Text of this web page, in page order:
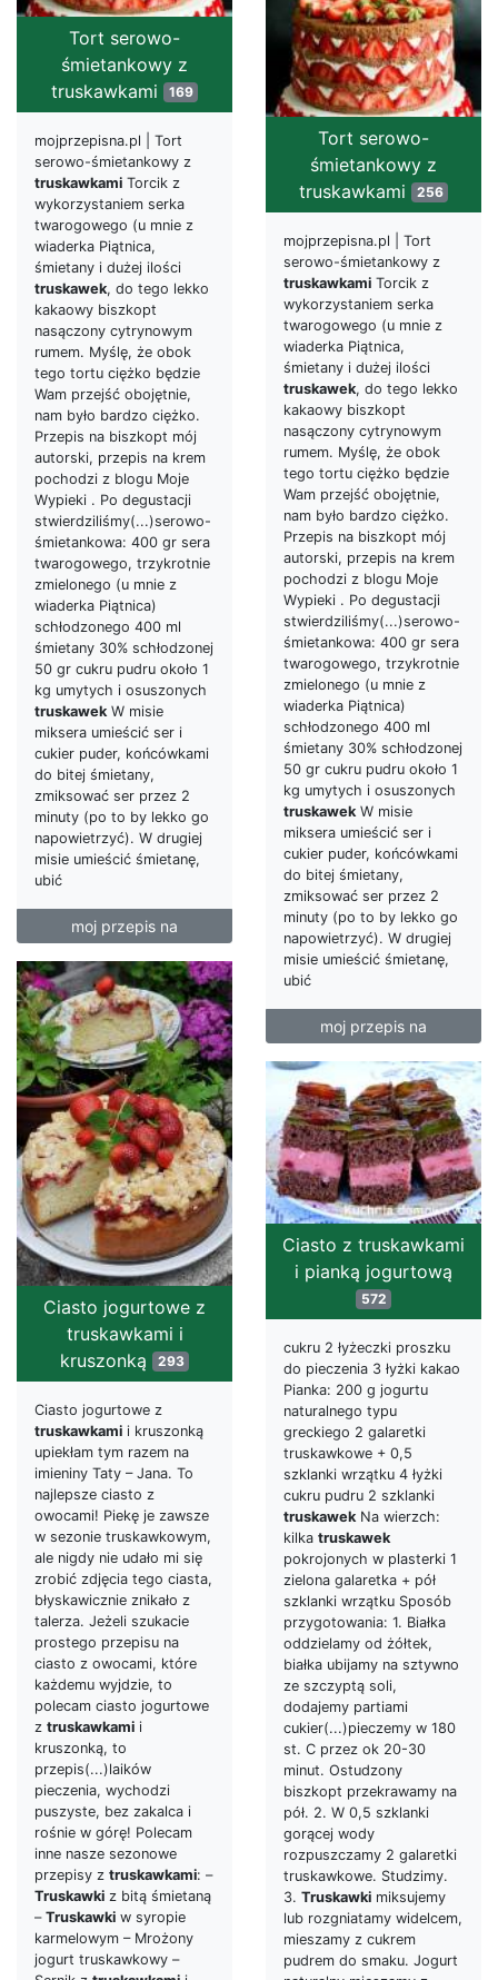
Tort serowo-
śmietankowy z
truskawkami
169
mojprzepisna.pl | Tort
serowo-śmietankowy z
truskawkami Torcik z
wykorzystaniem serka
twarogowego (u mnie z
wiaderka Piątnica,
śmietany i dużej ilości
truskawek, do tego lekko
kakaowy biszkopt
nasączony cytrynowym
rumem. Myślę, że obok
tego tortu ciężko będzie
Wam przejść obojętnie,
nam było bardzo ciężko.
Przepis na biszkopt mój
autorski, przepis na krem
pochodzi z blogu Moje
Wypieki . Po degustacji
stwierdziliśmy(...)serowo-
śmietankowa: 400 gr sera
twarogowego, trzykrotnie
zmielonego (u mnie z
wiaderka Piątnica)
schłodzonego 400 ml
śmietany 30% schłodzonej
50 gr cukru pudru około 1
kg umytych i osuszonych
truskawek W misie
miksera umieścić ser i
cukier puder, końcówkami
do bitej śmietany,
zmiksować ser przez 2
minuty (po to by lekko go
napowietrzyć). W drugiej
misie umieścić śmietanę,
ubić
moj przepis na
Tort serowo-
śmietankowy z
truskawkami
256
mojprzepisna.pl | Tort
serowo-śmietankowy z
truskawkami Torcik z
wykorzystaniem serka
twarogowego (u mnie z
wiaderka Piątnica,
śmietany i dużej ilości
truskawek, do tego lekko
kakaowy biszkopt
nasączony cytrynowym
rumem. Myślę, że obok
tego tortu ciężko będzie
Wam przejść obojętnie,
nam było bardzo ciężko.
Przepis na biszkopt mój
autorski, przepis na krem
pochodzi z blogu Moje
Wypieki . Po degustacji
stwierdziliśmy(...)serowo-
śmietankowa: 400 gr sera
twarogowego, trzykrotnie
zmielonego (u mnie z
wiaderka Piątnica)
schłodzonego 400 ml
śmietany 30% schłodzonej
50 gr cukru pudru około 1
kg umytych i osuszonych
truskawekW misie
miksera umieścić ser i
cukier puder, końcówkami
do bitej śmietany,
zmiksować ser przez 2
minuty (po to by lekko go
napowietrzyć). W drugiej
misie umieścić śmietanę,
ubić
moj przepis na
Ciasto jogurtowe z
truskawkami i
kruszonką
293
Ciasto jogurtowe z
truskawkami i kruszonką
upiekłam tym razem na
imieniny Taty – Jana. To
najlepsze ciasto z
owocami! Piekę je zawsze
w sezonie truskawkowym,
ale nigdy nie udało mi się
zrobić zdjęcia tego ciasta,
błyskawicznie znikało z
talerza. Jeżeli szukacie
prostego przepisu na
ciasto z owocami, które
każdemu wyjdzie, to
polecam ciasto jogurtowe
z truskawkami i
kruszonką, to
przepis(...)laików
pieczenia, wychodzi
puszyste, bez zakalca i
rośnie w górę! Polecam
inne nasze sezonowe
przepisy z truskawkami: –
Truskawki z bitą śmietaną
– Truskawki w syropie
karmelowym – Mrożony
jogurt truskawkowy –
Ciasto z truskawkami
i pianką jogurtową
572
cukru 2 łyżeczki proszku
do pieczenia 3 łyżki kakao
Pianka: 200 g jogurtu
naturalnego typu
greckiego 2 galaretki
truskawkowe + 0,5
szklanki wrzątku 4 łyżki
cukru pudru 2 szklanki
truskawekNa wierzch:
kilka truskawek
pokrojonych w plasterki 1
zielona galaretka + pół
szklanki wrzątku Sposób
przygotowania: 1. Białka
oddzielamy od żółtek,
białka ubijamy na sztywno
ze szczyptą soli,
dodajemy partiami
cukier(...)pieczemy w 180
st. C przez ok 20-30
minut. Ostudzony
biszkopt przekrawamy na
pół. 2. W 0,5 szklanki
gorącej wody
rozpuszczamy 2 galaretki
truskawkowe. Studzimy.
3. Truskawki miksujemy
lub rozgniatamy widelcem,
mieszamy z cukrem
pudrem do smaku. Jogurt